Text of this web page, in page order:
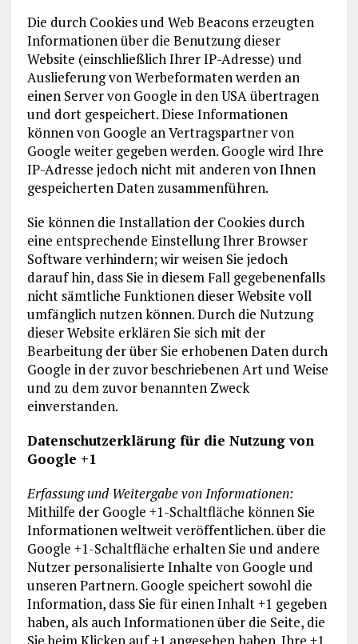
Die durch Cookies und Web Beacons erzeugten
Informationen über die Benutzung dieser
Website (einschließlich Ihrer IP-Adresse) und
Auslieferung von Werbeformaten werden an
einen Server von Google in den USA übertragen
und dort gespeichert. Diese Informationen
können von Google an Vertragspartner von
Google weiter gegeben werden. Google wird Ihre
IP-Adresse jedoch nicht mit anderen von Ihnen
gespeicherten Daten zusammenführen.
Sie können die Installation der Cookies durch
eine entsprechende Einstellung Ihrer Browser
Software verhindern; wir weisen Sie jedoch
darauf hin, dass Sie in diesem Fall gegebenenfalls
nicht sämtliche Funktionen dieser Website voll
umfänglich nutzen können. Durch die Nutzung
dieser Website erklären Sie sich mit der
Bearbeitung der über Sie erhobenen Daten durch
Google in der zuvor beschriebenen Art und Weise
und zu dem zuvor benannten Zweck
einverstanden.
Datenschutzerklärung für die Nutzung von
Google +1
Erfassung und Weitergabe von Informationen:
Mithilfe der Google +1-Schaltfläche können Sie
Informationen weltweit veröffentlichen. über die
Google +1-Schaltfläche erhalten Sie und andere
Nutzer personalisierte Inhalte von Google und
unseren Partnern. Google speichert sowohl die
Information, dass Sie für einen Inhalt +1 gegeben
haben, als auch Informationen über die Seite, die